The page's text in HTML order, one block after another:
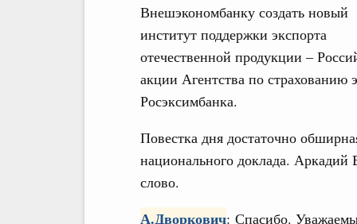
Внешэкономбанку создать новый
институт поддержки экспорта
отечественной продукции –
акции Агентства по
Росэксимбанка.
Повестка дня достаточно
национального доклада.
слово.
А.Дворкович: Спасибо.